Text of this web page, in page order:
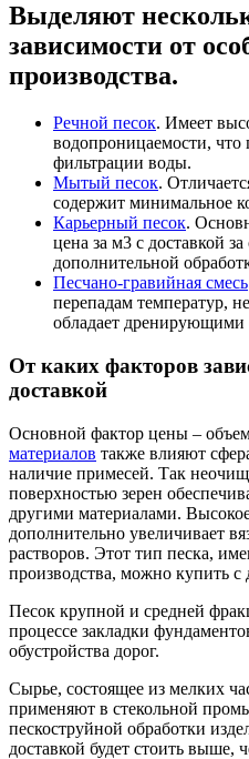
Выделяют
зависимости от
производства.
Речной песок. Имеет
водопроницаемости, что
фильтрации воды.
Мытый песок.
содержит минимальное
Карьерный песок.
цена за м3 с доставкой за
дополнительной
Песчано-гравийная смесь
перепадам температур,
обладает дренирующими
От каких факторов
доставкой
Основной фактор цены –
материалов также влияют
наличие примесей. Так
поверхностью зерен
другими материалами.
дополнительно увеличивает
растворов. Этот тип песка,
производства, можно купить с
Песок крупной и средней
процессе закладки
обустройства дорог.
Сырье, состоящее из мелких
применяют в стекольной
пескоструйной обработки
доставкой будет стоить